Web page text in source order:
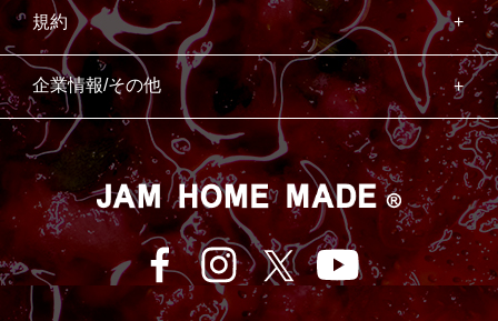
規約
企業情報/その他